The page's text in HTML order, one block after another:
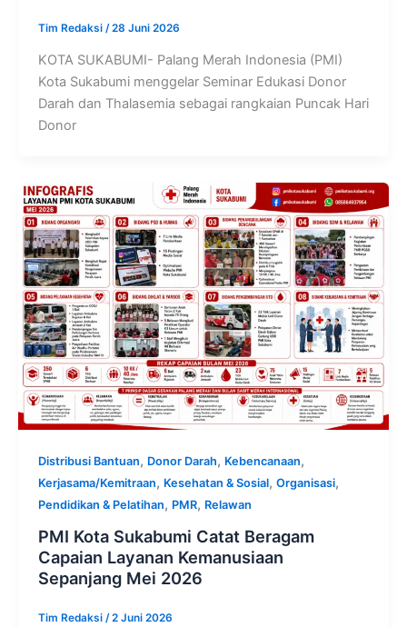
Tim Redaksi /28 Juni 2026
KOTA SUKABUMI- Palang Merah Indonesia (PMI)
Kota Sukabumi menggelar Seminar Edukasi Donor
Darah dan Thalasemia sebagai rangkaian Puncak Hari
Donor
Distribusi Bantuan, Donor Darah, Kebencanaan,
Kerjasama/Kemitraan, Kesehatan & Sosial, Organisasi,
Pendidikan & Pelatihan, PMR, Relawan
PMI Kota Sukabumi Catat Beragam
Capaian Layanan Kemanusiaan
Sepanjang Mei 2026
Tim Redaksi /2 Juni 2026